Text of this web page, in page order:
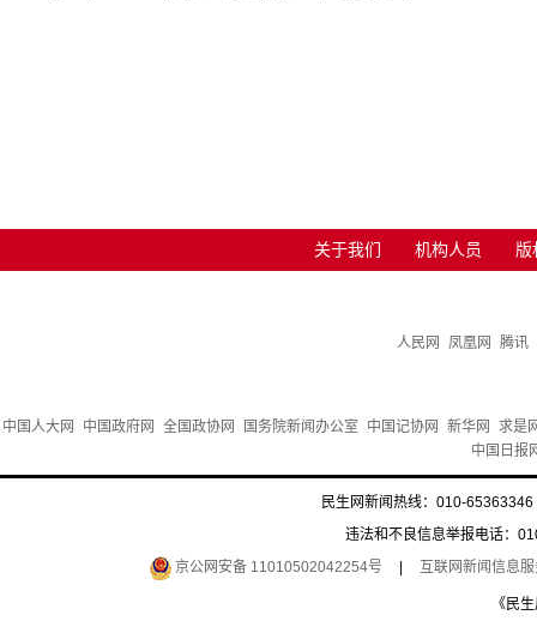
关于我们 机构人员 版
人民网 凤凰网 腾讯
中国人大网 中国政府网 全国政协网 国务院新闻办公室 中国记协网 新华网
求是
中国日报
民生网新闻热线：010-
违法和不良信息举报电话：
京公网安备 11010502042254号
互联网新闻信息
《民